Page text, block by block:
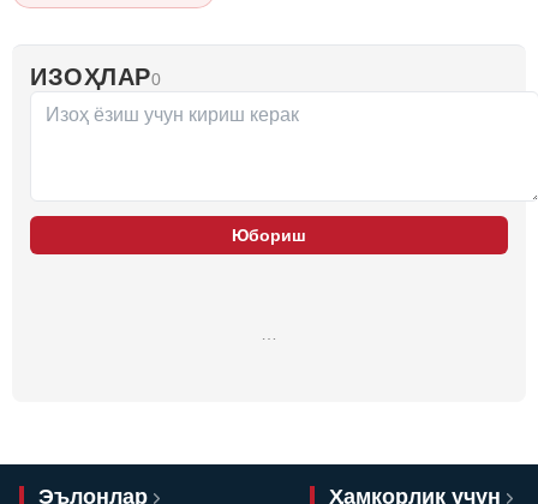
ИЗОҲЛАР0
Юбориш
…
Эълонлар Ҳамкорлик учун